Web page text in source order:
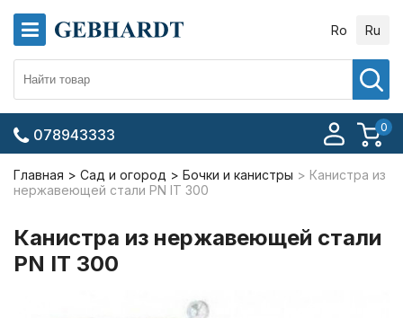
Ro Ru
0
078943333
Главная Сад и огород Бочки и канистры
Канистра из
нержавеющей стали PN IT 300
Канистра из нержавеющей стали
PN IT 300